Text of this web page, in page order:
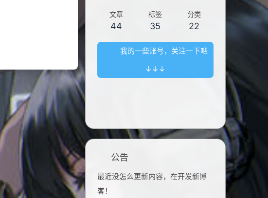
文章
44
标签
35
分类
22
我的一些账号，关注一下吧
↓↓↓
公告
最近没怎么更新内容，在开发新博
客！